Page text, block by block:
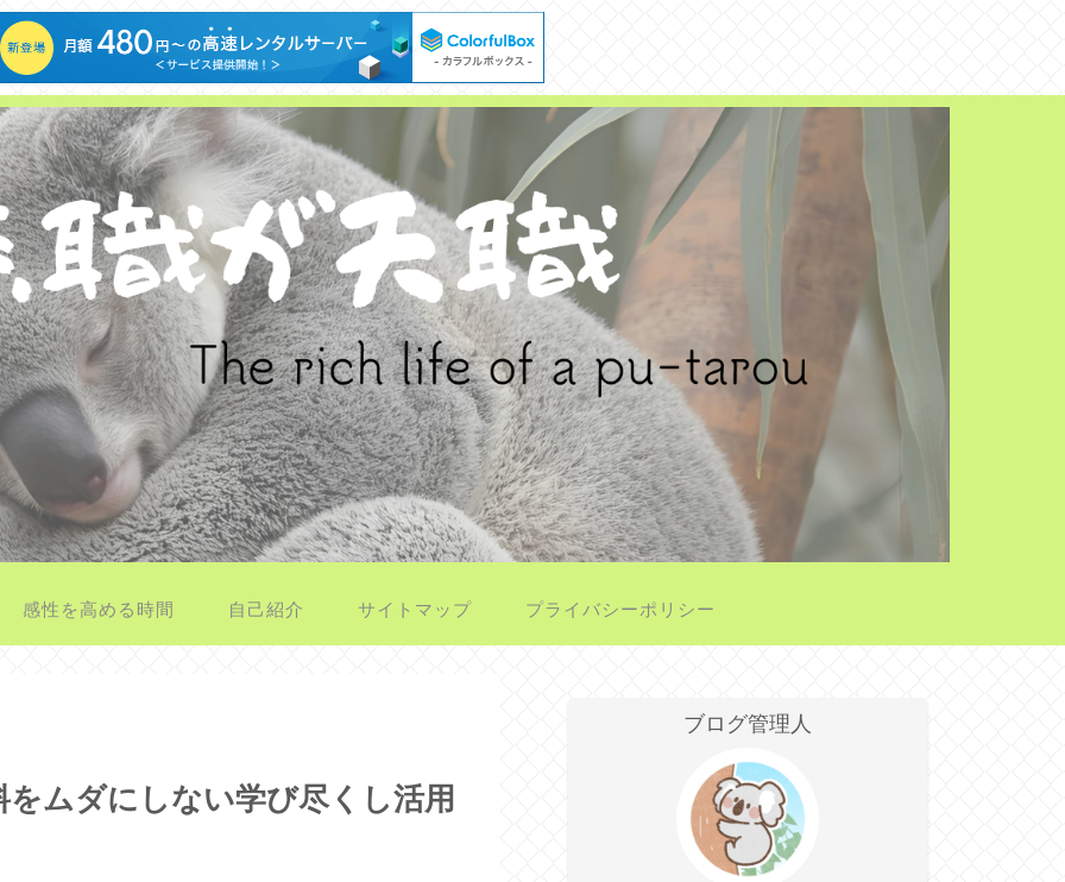
感性を高める時間 自己紹介 サイトマップ プライバシーポリシー
ムダにしない学び尽くし活用
ブログ管理人